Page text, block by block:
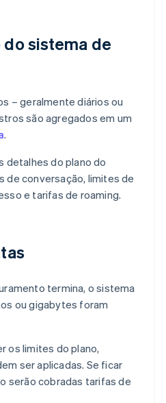
sistema de
– geralmente diários ou
são agregados em um
.
detalhes do plano do
de conversação, limites de
e tarifas de roaming.
termina, o sistema
ou gigabytes foram
os limites do plano,
ser aplicadas. Se ficar
serão cobradas tarifas de